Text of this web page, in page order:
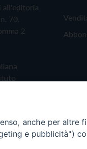
all'editoria
70.
2
anche per altre
e pubblicità")